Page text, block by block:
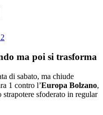
ma poi si trasforma
di sabato, ma chiude
1 contro l’Europa Bolzano,
sfoderato in regular